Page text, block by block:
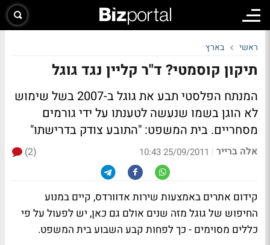
ראשי בארץ
תיקון קוסמטי? ד"ר קליין נגד גוגל
המנתח הפלסטי תבע את גוגל ב-2007 בשל שימוש
לא הוגן בשמו שנעשה לטענתו על ידי גורמים
מסחריים. בית המשפט: "התובע צודק בדרישתו"
אלה ברייר |
25/09/2011 10:43
(2)
קידום אתרים באמצעות שירות אדוורדס, קיים במנוע
החיפוש של גוגל מזה שנים אולם גם כאן, יש לפעול על פי
כללים מסוימים - כך לפחות קבע השבוע בית המשפט.